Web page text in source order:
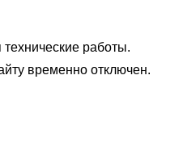
работы.
временно отключен.